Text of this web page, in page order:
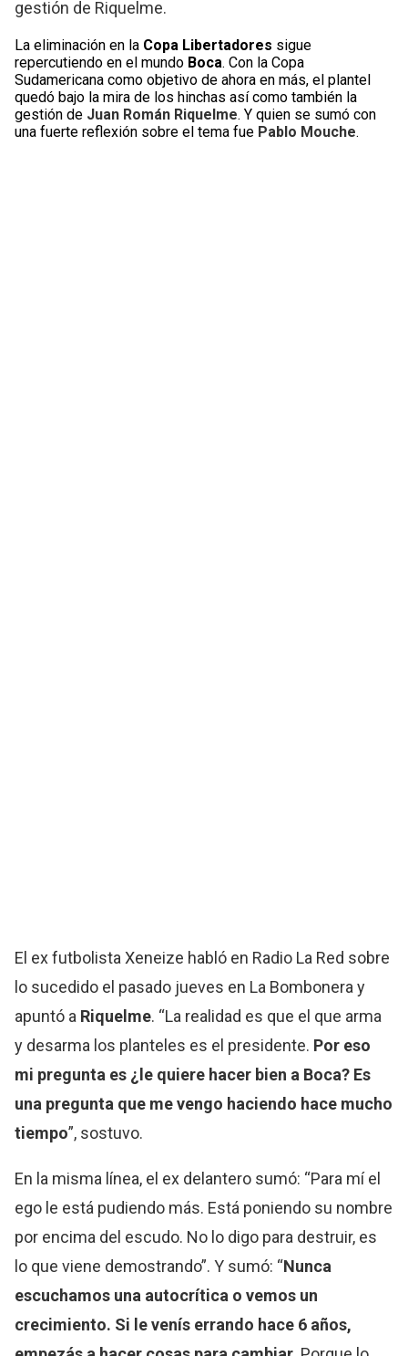
gestión de Riquelme.
La eliminación en la Copa Libertadores sigue
repercutiendo en el mundo Boca. Con la Copa
Sudamericana como objetivo de ahora en más, el plantel
quedó bajo la mira de los hinchas así como también la
gestión de Juan Román Riquelme. Y quien se sumó con
una fuerte reflexión sobre el tema fue Pablo Mouche.
El ex futbolista Xeneize habló en Radio La Red sobre
lo sucedido el pasado jueves en La Bombonera y
apuntó a Riquelme. “La realidad es que el que arma
y desarma los planteles es el presidente. Por eso
mi pregunta es ¿le quiere hacer bien a Boca? Es
una pregunta que me vengo haciendo hace mucho
tiempo”, sostuvo.
En la misma línea, el ex delantero sumó: “Para mí el
ego le está pudiendo más. Está poniendo su nombre
por encima del escudo. No lo digo para destruir, es
lo que viene demostrando”. Y sumó: “Nunca
escuchamos una autocrítica o vemos un
crecimiento. Si le venís errando hace 6 años,